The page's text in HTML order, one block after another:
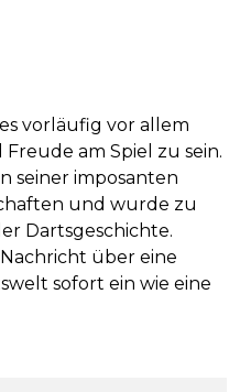
vorläufig vor allem
am Spiel zu sein.
seiner imposanten
und wurde zu
Dartsgeschichte.
über eine
sofort ein wie eine